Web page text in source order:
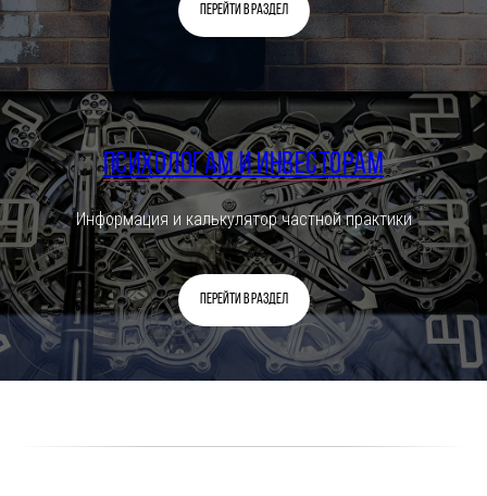
Перейти в раздел
Психологам и инвесторам
Информация и калькулятор частной практики
Перейти в раздел